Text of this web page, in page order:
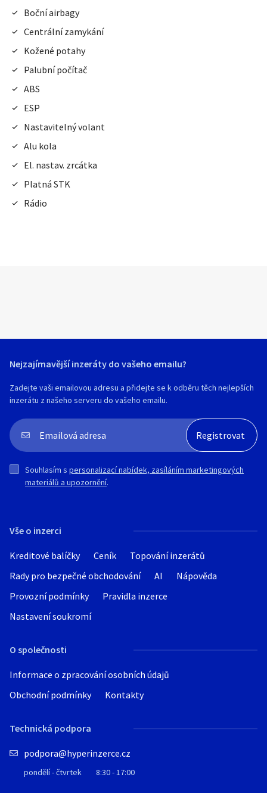
Boční airbagy
Centrální zamykání
Kožené potahy
Palubní počítač
ABS
ESP
Nastavitelný volant
Alu kola
El. nastav. zrcátka
Platná STK
Rádio
Vše o inzerci
Kreditové balíčky Ceník
Topování inzerátů
Rady pro bezpečné obchodování
AI
Nápověda
Provozní podmínky
Pravidla inzerce
Nastavení soukromí
O společnosti
Informace o zpracování osobních údajů
Obchodní podmínky
Kontakty
Technická podpora
podpora@hyperinzerce.cz
pondělí - čtvrtek 8:30 - 17:00
Nejzajímavější inzeráty do vašeho emailu?
Zadejte vaši emailovou adresu a přidejte se k odběru těch nejlepších
inzerátu z našeho serveru do vašeho emailu.
Souhlasím s personalizací nabídek, zasíláním marketingových
materiálů a upozornění.